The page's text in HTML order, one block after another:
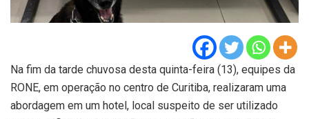
Na fim da tarde chuvosa desta quinta-feira (13), equipes da
RONE, em operação no centro de Curitiba, realizaram uma
abordagem em um hotel, local suspeito de ser utilizado